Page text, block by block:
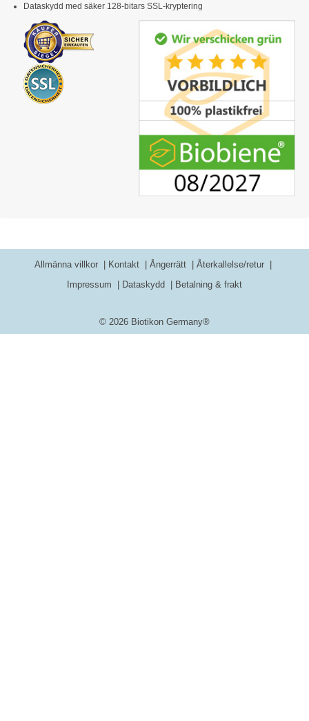
Dataskydd med säker 128-bitars SSL-kryptering
© 2026 Biotikon Germany®
Allmänna villkor Kontakt Ångerrätt
Återkallelse/retur
Impressum
Dataskydd Betalning & frakt